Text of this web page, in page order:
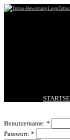
BESTE
Benutzername: *
Passwort: *